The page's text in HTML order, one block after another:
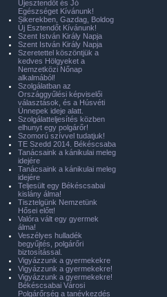
Újesztendőt és Jó
Egészséget Kívánunk!
Sikerekben, Gazdag, Boldog
Új Esztendőt Kívánunk!
Szent István Király Napja
Szent István Király Napja
Szeretettel köszöntjük a
kedves Hölgyeket a
Nemzetközi Nőnap
alkalmából!
Szolgálatban az
Országgyűlési képviselői
választások, és a Húsvéti
Ünnepek ideje alatt.
Szolgálatteljesítés közben
elhunyt egy polgárőr!
Szomorú szívvel tudatjuk!
TE Szedd 2014. Békéscsaba
Tanácsaink a kánikulai meleg
idejére
Tanácsaink a kánikulai meleg
idejére
Teljesült egy Békéscsabai
kislány álma!
Tisztelgünk Nemzetünk
Hősei előtt!
Valóra vált egy gyermek
álma!
Veszélyes hulladék
begyűjtés, polgárőri
biztosítással.
Vigyázzunk a gyermekekre
Vigyázzunk a gyermekekre!
Vigyázzunk a gyermekekre!
Békéscsabai Városi
Polgárőrség a tanévkezdés